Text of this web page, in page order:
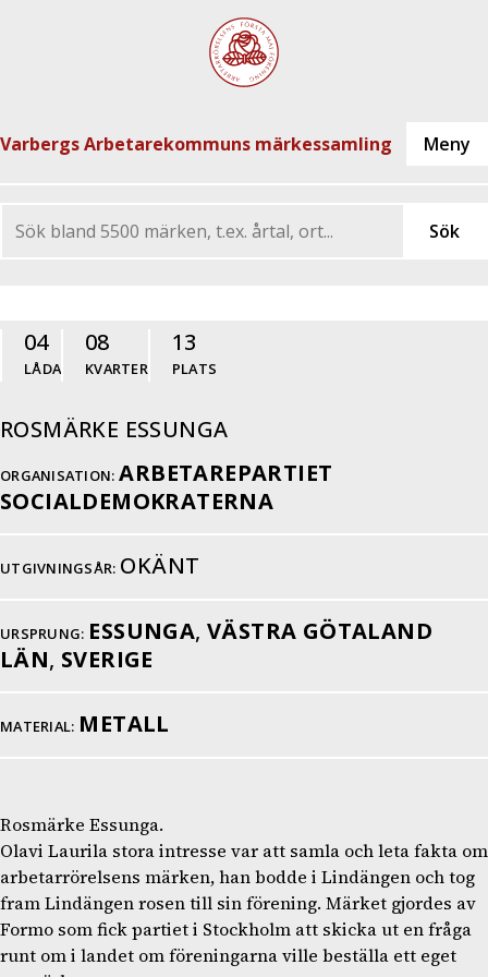
Varbergs Arbetarekommuns märkessamling
04
LÅDA
08
KVARTER
13
PLATS
ROSMÄRKE ESSUNGA
ORGANISATION: ARBETAREPARTIET
SOCIALDEMOKRATERNA
UTGIVNINGSÅR: OKÄNT
URSPRUNG: ESSUNGA, VÄSTRA GÖTALAND
LÄN, SVERIGE
MATERIAL: METALL
Rosmärke Essunga.
Olavi Laurila stora intresse var att samla och leta fakta om
arbetarrörelsens märken, han bodde i Lindängen och tog
fram Lindängen rosen till sin förening. Märket gjordes av
Formo som fick partiet i Stockholm att skicka ut en fråga
runt om i landet om föreningarna ville beställa ett eget